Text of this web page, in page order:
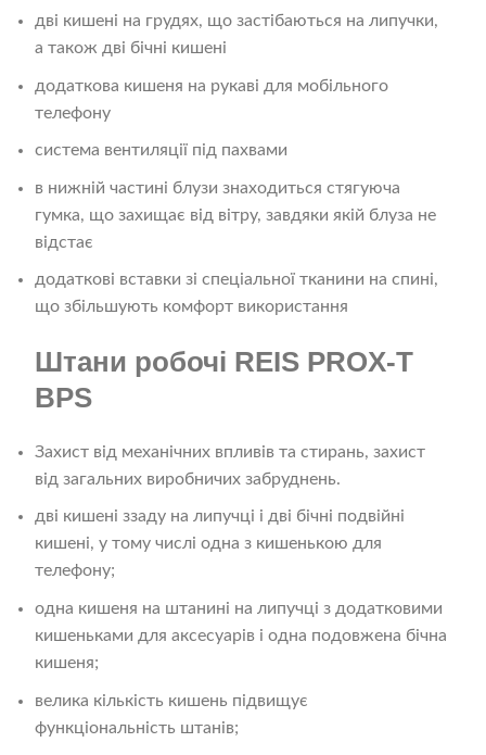
дві кишені на грудях, що застібаються на липучки,
а також дві бічні кишені
додаткова кишеня на рукаві для мобільного
телефону
система вентиляції під пахвами
в нижній частині блузи знаходиться стягуюча
гумка, що захищає від вітру, завдяки якій блуза не
відстає
додаткові вставки зі спеціальної тканини на спині,
що збільшують комфорт використання
Штани робочі REIS PROX-T
BPS
Захист від механічних впливів та стирань, захист
від загальних виробничих забруднень.
дві кишені ззаду на липучці і дві бічні подвійні
кишені, у тому числі одна з кишенькою для
телефону;
одна кишеня на штанині на липучці з додатковими
кишеньками для аксесуарів і одна подовжена бічна
кишеня;
велика кількість кишень підвищує
функціональність штанів;